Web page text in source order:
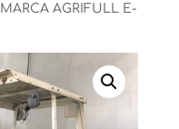
AGRIFULL E-